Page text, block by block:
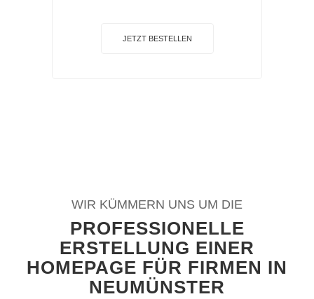
JETZT BESTELLEN
WIR KÜMMERN UNS UM DIE
PROFESSIONELLE
ERSTELLUNG EINER
HOMEPAGE FÜR FIRMEN IN
NEUMÜNSTER